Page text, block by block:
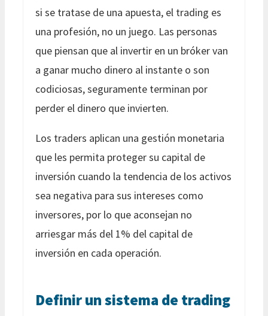
si se tratase de una apuesta, el trading es
una profesión, no un juego. Las personas
que piensan que al invertir en un bróker van
a ganar mucho dinero al instante o son
codiciosas, seguramente terminan por
perder el dinero que invierten.
Los traders aplican una gestión monetaria
que les permita proteger su capital de
inversión cuando la tendencia de los activos
sea negativa para sus intereses como
inversores, por lo que aconsejan no
arriesgar más del 1% del capital de
inversión en cada operación.
Definir un sistema de trading